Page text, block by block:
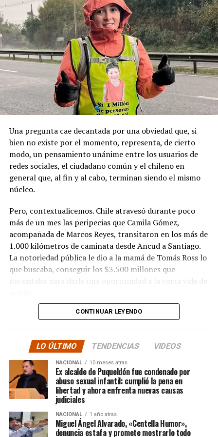
locales, principalmente de derecha.
Pese a la gravedad a la gravedad de los hechos, no se
registraron declaraciones públicas de su partido ni
sanciones políticas posteriores.
permanente y se haga justicia con esta posesión
geopolítica que es tan importante”.
Recordemos que el 21 de Septiembre de 1883 se produjo
la Toma de Posesión del Estrecho de Magallanes, donde
el capitán Juan Guillermos y 23 tripulantes a bordo de la
Goleta de Guerra Ancud de la Armada tomaron posesión
de estas tierras patagónicas donde izaron la bandera
nacional declarando este territorio como parte de Chile.
Una pregunta cae decantada por una obviedad que, si
bien no existe por el momento, representa, de cierto
modo, un pensamiento unánime entre los usuarios de
redes sociales, el ciudadano común y el chileno en
general que, al fin y al cabo, terminan siendo el mismo
núcleo.
Pero, contextualicemos. Chile atravesó durante poco
más de un mes las peripecias que Camila Gómez,
acompañada de Marcos Reyes, transitaron en los más de
1.000 kilómetros de caminata desde Ancud a Santiago.
La notoriedad pública le dio a la mamá de Tomás Ross lo
que buscaba, conseguir los $3.500 millones que
necesitaba para darle una oportunidad a la corta vida de
La solidaridad y empatía de los chilenos en cada paso
sino que se superó con creces. De hecho, el último
cómputo dado a conocer reveló la suma total de
$3.689.545.200.
Según Camila Gómez, el excedente de casi $200
millones sería destinadopara los costos médicos
asociados al suministro del Elevidys «porque los 3.500
millonessolo incluye el frasco del fármaco y no los
otros gastos relacionados con los tres meses del
CONTINUAR LEYENDO
LO ÚLTIMO TENDENCIAS VIDEOS
NACIONAL 10 meses atras
Ex alcalde de Puqueldón fue condenado por
abuso sexual infantil: cumplió la pena en
libertad y ahora enfrenta nuevas causas
judiciales
NACIONAL 1 año atras
Miguel Ángel Alvarado, «Centella Humor»,
denuncia estafa y promete mostrarlo todo